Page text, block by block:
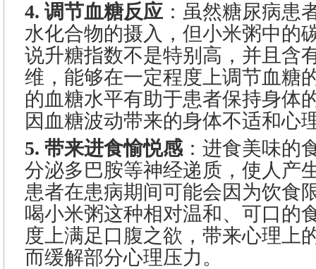
4. 调节血糖反应 ：虽然糖尿病患
水化合物的摄入，但小米粥中的
说升糖指数不是特别高，并且含
维，能够在一定程度上调节血糖
的血糖水平有助于患者保持身体
因血糖波动带来的身体不适和心
5. 带来进食愉悦感 ：进食美味的
分泌多巴胺等神经递质，使人产
患者在患病期间可能会因为饮食
喝小米粥这种相对温和、可口的
度上满足口腹之欲，带来心理上
而缓解部分心理压力。